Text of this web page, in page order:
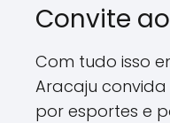
Convite
Com tudo isso
Aracaju
por esportes e